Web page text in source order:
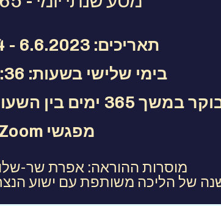
תאריכים: 6.6.2023 - 5.6.2024
בימי שלישי בשעות: 18:00-19:36
ימים בין השעות 9:00-9:36 (36 דקות)
מפגשי Zoom
מוסרות ההוראה: אפרת שר-
של הליכה משותפת עם ישוע